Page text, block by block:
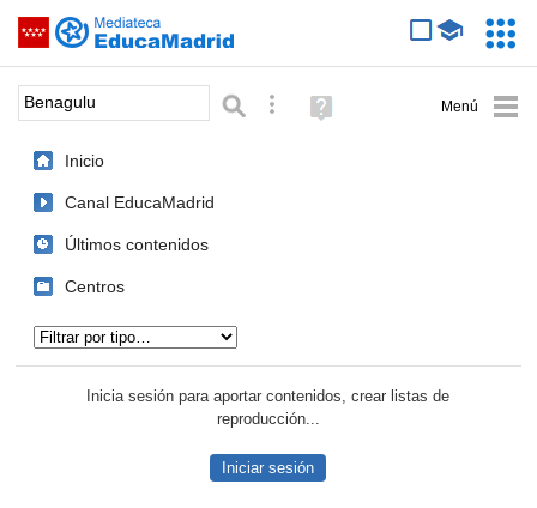
Saltar navegación
Palabra o frase: Búsqueda avanzada
Ayuda
(en
Inicio
Canal EducaMadrid
Últimos contenidos
Centros
Inicia sesión para aportar contenidos, crear listas de
reproducción...
Iniciar sesión